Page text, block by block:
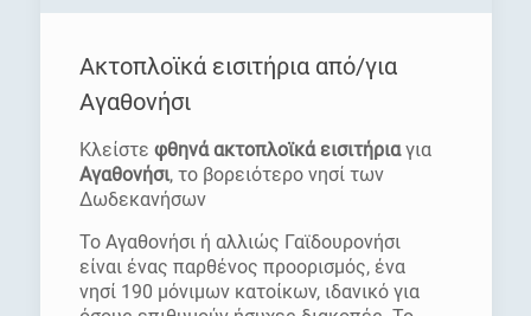
Ακτοπλοϊκά εισιτήρια από/για
Αγαθονήσι
Κλείστε φθηνά ακτοπλοϊκά εισιτήριαγια
Αγαθονήσι, το βορειότερο νησί των
Δωδεκανήσων
Το Αγαθονήσι ή αλλιώς Γαϊδουρονήσι
είναι ένας παρθένος προορισμός, ένα
νησί 190 μόνιμων κατοίκων, ιδανικό για